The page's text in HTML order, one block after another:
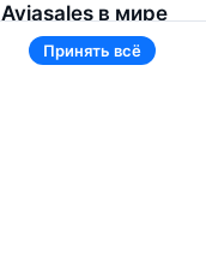
Aviasales в мире
Россия
Принять всё